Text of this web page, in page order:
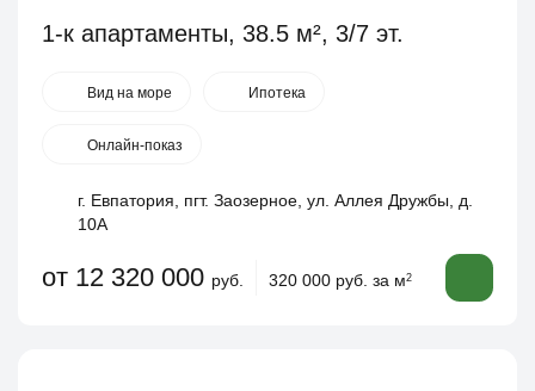
1-к апартаменты, 38.5 м², 3/7 эт.
Вид на море Ипотека
Онлайн-показ
г. Евпатория, пгт. Заозерное, ул. Аллея Дружбы, д.
10А
от 12 320 000 руб. 320 000 руб. за м2